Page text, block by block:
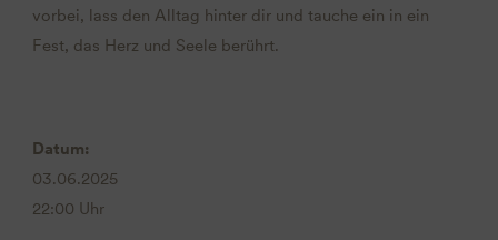
vorbei, lass den Alltag hinter dir und tauche ein in ein
Fest, das Herz und Seele berührt.
Datum:
03.06.2025
22:00 Uhr